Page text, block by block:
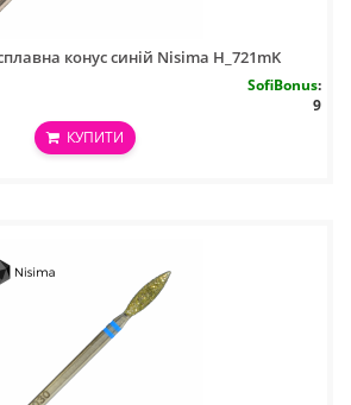
конус синій Nisima H_721mK
SofiBonus:
9
КУПИТИ